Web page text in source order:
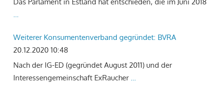
Das Parlament in Estland hat entschieden, die im Juni 2018
…
Weiterer Konsumentenverband gegründet: BVRA
20.12.2020 10:48
Nach der IG-ED (gegründet August 2011) und der
Interessengemeinschaft ExRaucher …